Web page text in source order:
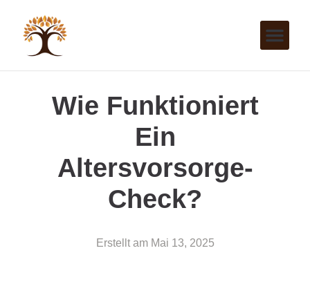
Wie Funktioniert
Ein
Altersvorsorge-
Check?
Erstellt am Mai 13, 2025